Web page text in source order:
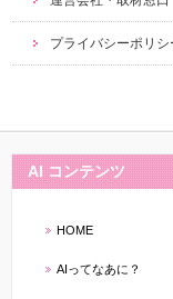
プライバシーポリシ
AI コンテンツ
HOME
AIってなあに？